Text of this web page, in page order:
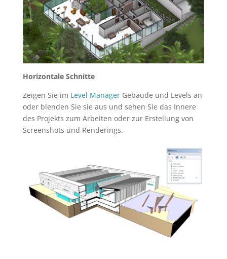
Horizontale Schnitte
Zeigen Sie im Level ManagerGebäude und Levels an
oder blenden Sie sie aus und sehen Sie das Innere
des Projekts zum Arbeiten oder zur Erstellung von
Screenshots und Renderings.